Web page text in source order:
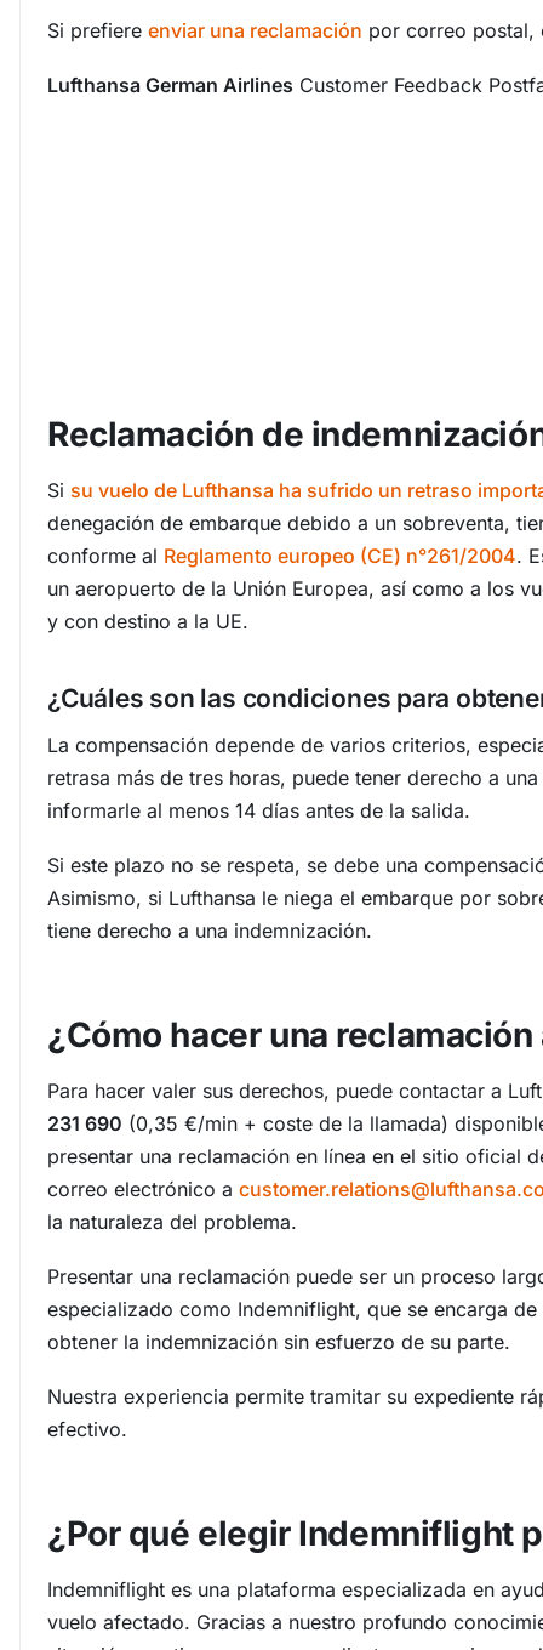
Si prefiere enviar una reclamación por correo postal,
Lufthansa German Airlines Customer Feedback
Reclamación de
Si su vuelo de Lufthansa ha sufrido un retraso
denegación de embarque debido a un sobreventa,
conforme al Reglamento europeo (CE) n°261/2004.
un aeropuerto de la Unión Europea, así como a los
y con destino a la UE.
¿Cuáles son las condiciones para
La compensación depende de varios criterios,
retrasa más de tres horas, puede tener derecho a
informarle al menos 14 días antes de la salida.
Si este plazo no se respeta, se debe una
Asimismo, si Lufthansa le niega el embarque por
tiene derecho a una indemnización.
¿Cómo hacer una
Para hacer valer sus derechos, puede contactar a
231 690 (0,35 €/min + coste de la llamada)
presentar una reclamación en línea en el sitio oficial
correo electrónico a
la naturaleza del problema.
Presentar una reclamación puede ser un proceso
especializado como Indemniflight, que se encarga
obtener la indemnización sin esfuerzo de su parte.
Nuestra experiencia permite tramitar su expediente
efectivo.
¿Por qué elegir Indemniflight
Indemniflight es una plataforma especializada en
vuelo afectado. Gracias a nuestro profundo